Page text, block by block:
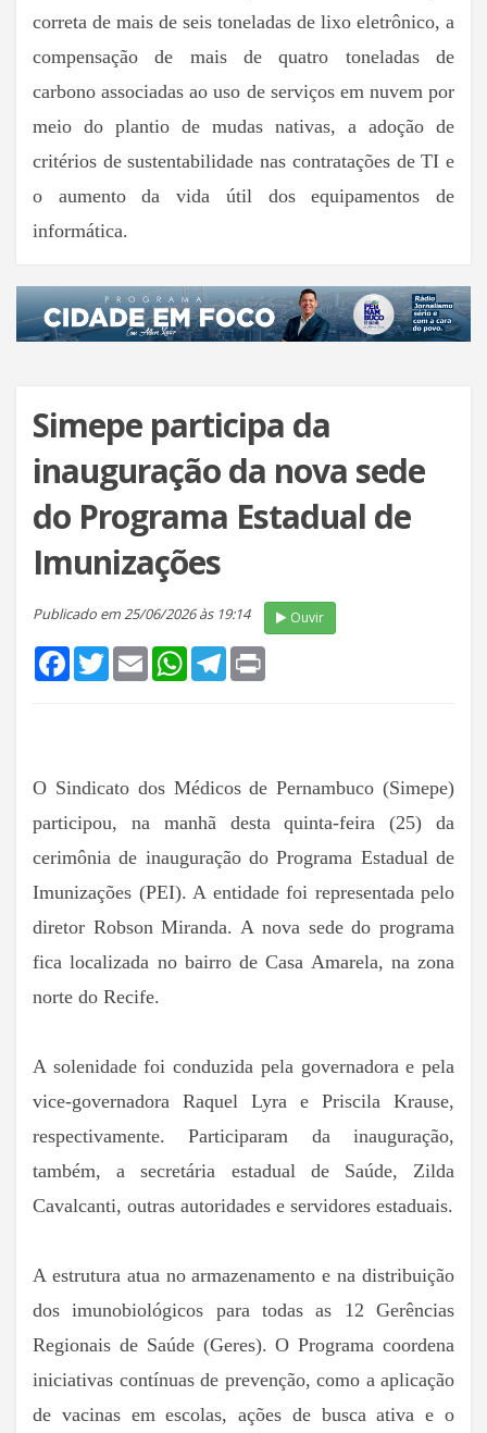
correta de mais de seis toneladas de lixo eletrônico, a
compensação de mais de quatro toneladas de
carbono associadas ao uso de serviços em nuvem por
meio do plantio de mudas nativas, a adoção de
critérios de sustentabilidade nas contratações de TI e
o aumento da vida útil dos equipamentos de
informática.
Simepe participa da
inauguração da nova sede
do Programa Estadual de
Imunizações
Publicado em 25/06/2026 às 19:14 Ouvir
FacebookTwitterEmail WhatsAppTelegram
O Sindicato dos Médicos de Pernambuco (Simepe)
participou, na manhã desta quinta-feira (25) da
cerimônia de inauguração do Programa Estadual de
Imunizações (PEI). A entidade foi representada pelo
diretor Robson Miranda. A nova sede do programa
fica localizada no bairro de Casa Amarela, na zona
norte do Recife.
A solenidade foi conduzida pela governadora e pela
vice-governadora Raquel Lyra e Priscila Krause,
respectivamente. Participaram da inauguração,
também, a secretária estadual de Saúde, Zilda
Cavalcanti, outras autoridades e servidores estaduais.
A estrutura atua no armazenamento e na distribuição
dos imunobiológicos para todas as 12 Gerências
Regionais de Saúde (Geres). O Programa coordena
iniciativas contínuas de prevenção, como a aplicação
de vacinas em escolas, ações de busca ativa e o